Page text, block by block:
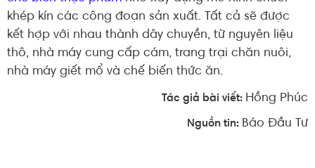
khép kín các công đoạn sản xuất. Tất cả sẽ được
kết hợp với nhau thành dây chuyền, từ nguyên liệu
thô, nhà máy cung cấp cám, trang trại chăn nuôi,
nhà máy giết mổ và chế biến thức ăn.
Tác giả bài viết: Hồng Phúc
Nguồn tin: Báo Đầu Tư